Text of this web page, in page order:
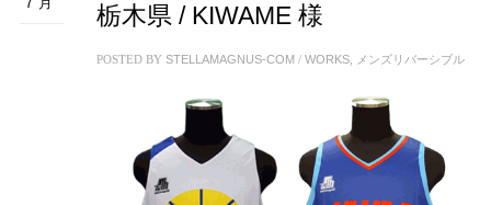
栃木県 / KIWAME 様
POSTED BY STELLAMAGNUS-COM / WORKS, メンズリバーシブル